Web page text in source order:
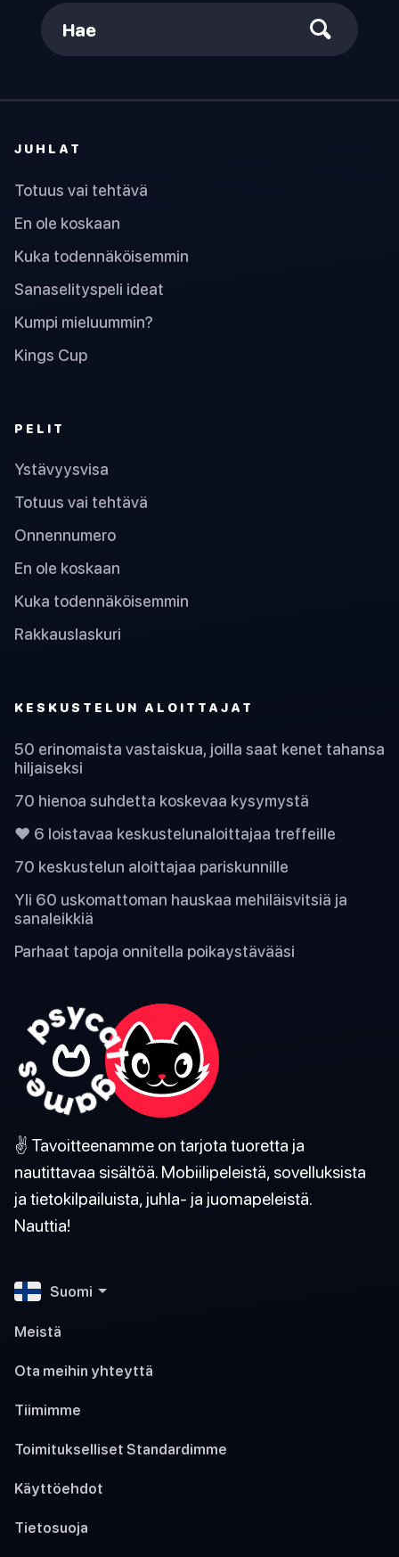
Hae
JUHLAT
Totuus vai tehtävä
En ole koskaan
Kuka todennäköisemmin
Sanaselityspeli ideat
Kumpi mieluummin?
Kings Cup
PELIT
Ystävyysvisa
Totuus vai tehtävä
Onnennumero
En ole koskaan
Kuka todennäköisemmin
Rakkauslaskuri
KESKUSTELUN ALOITTAJAT
50 erinomaista vastaiskua, joilla saat kenet tahansa
hiljaiseksi
70 hienoa suhdetta koskevaa kysymystä
❤️ 6 loistavaa keskustelunaloittajaa treffeille
70 keskustelun aloittajaa pariskunnille
Yli 60 uskomattoman hauskaa mehiläisvitsiä ja
sanaleikkiä
Parhaat tapoja onnitella poikaystävääsi
✌️ Tavoitteenamme on tarjota tuoretta ja
nautittavaa sisältöä. Mobiilipeleistä, sovelluksista
ja tietokilpailuista, juhla- ja juomapeleistä.
Nauttia!
Suomi
Meistä
Ota meihin yhteyttä
Tiimimme
Toimitukselliset Standardimme
Käyttöehdot
Tietosuoja